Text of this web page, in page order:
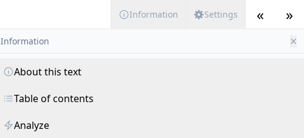
Information Settings « »
Information ×
About this text
Table of contents
Analyze